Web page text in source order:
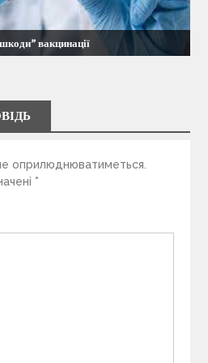
вакцинації
оприлюднюватиметься.
*